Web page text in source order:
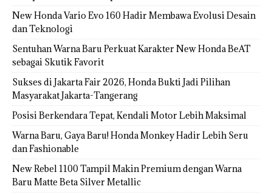
New Honda Vario Evo 160 Hadir Membawa Evolusi Desain
dan Teknologi
Sentuhan Warna Baru Perkuat Karakter New Honda BeAT
sebagai Skutik Favorit
Sukses di Jakarta Fair 2026, Honda Bukti Jadi Pilihan
Masyarakat Jakarta-Tangerang
Posisi Berkendara Tepat, Kendali Motor Lebih Maksimal
Warna Baru, Gaya Baru! Honda Monkey Hadir Lebih Seru
dan Fashionable
New Rebel 1100 Tampil Makin Premium dengan Warna
Baru Matte Beta Silver Metallic